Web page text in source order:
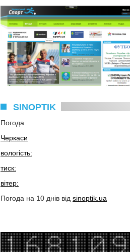
SINOPTIK
Погода
Черкаси
вологість:
тиск:
вітер:
Погода на 10 днів від sinoptik.ua